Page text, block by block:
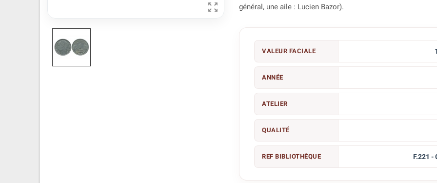

général, une aile : Lucien Bazor).
VALEUR FACIALE
ANNÉE
ATELIER
QUALITÉ
REF BIBLIOTHÈQUE F.221 -